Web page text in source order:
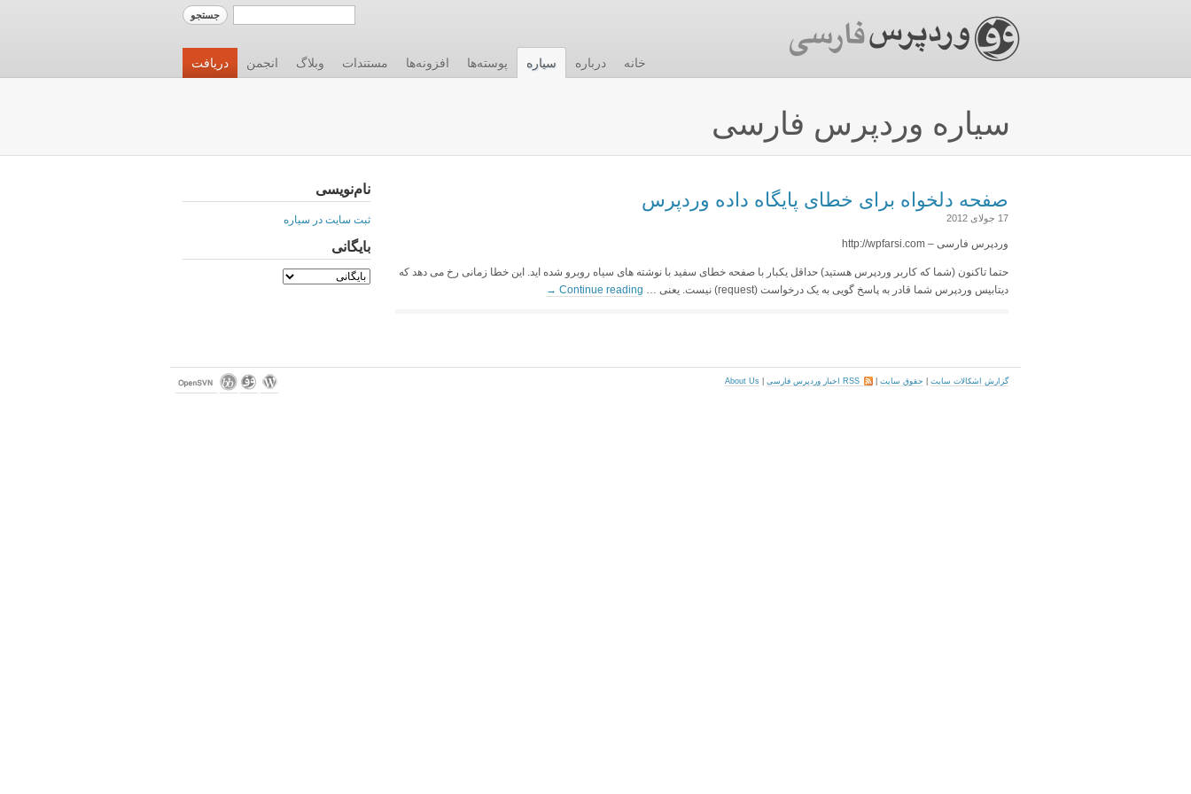
دریافت انجمن وبلاگ مستندات افزونه‌ها پوسته‌ها سیاره درباره خانه
سیاره وردپرس فارسی
صفحه دلخواه برای خطای پایگاه داده وردپرس
17 جولای 2012
وردپرس فارسی – http://wpfarsi.com
حتما تاکنون (شما که کاربر وردپرس هستید) حداقل یکبار با صفحه خطای سفید با نوشته های سیاه روبرو شده اید. این خطا زمانی رخ می دهد که
دیتابیس وردپرس شما قادر به پاسخ گویی به یک درخواست (request) نیست. یعنی …
Continue reading
→
نام‌نویسی
ثبت سایت در سیاره
بایگانی
گزارش اشکالات سایت حقوق سایت RSS اخبار وردپرس فارسی About Us